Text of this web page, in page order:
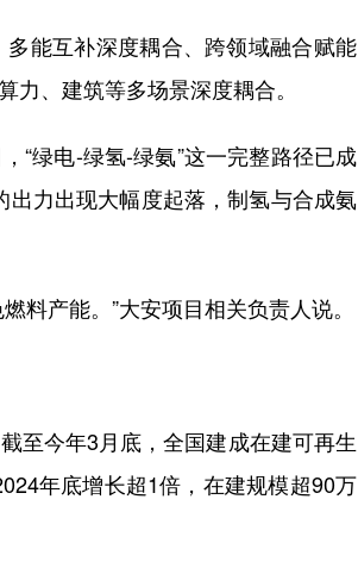
能互补深度耦合、跨领域融合赋能
、建筑等多场景深度耦合。
绿电-绿氢-绿氨”这一完整路径已成
出力出现大幅度起落，制氢与合成氨
产能。”大安项目相关负责人说。
今年3月底，全国建成在建可再生
年底增长超1倍，在建规模超90万